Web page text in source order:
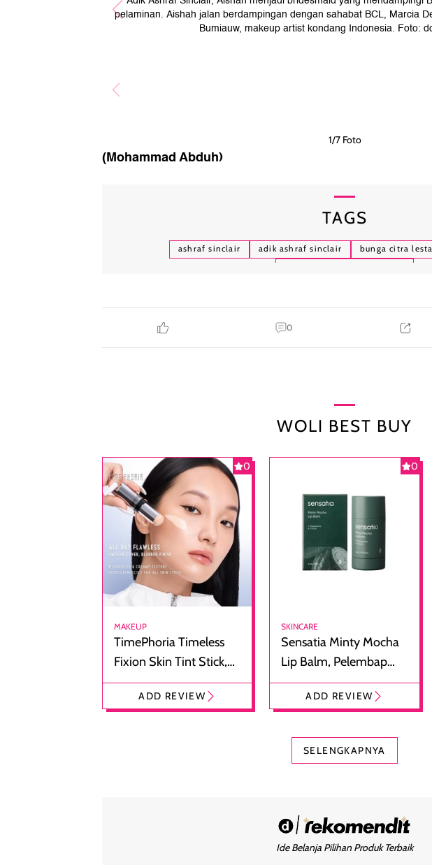
pelaminan. Aishah jalan berdampingan dengan sahabat BCL, Marcia
Bumiauw, makeup artist kondang Indonesia. Foto:
1/7 Foto
(Mohammad Abduh)
TAGS
ashraf sinclair adik ashraf sinclair bunga citra
0
WOLI BEST BUY
0
MAKEUP
TimePhoria Timeless
Fixion Skin Tint Stick,
Foundation dan
Concealer 2-in-1
ADD REVIEW
0
SKINCARE
Sensatia Minty Mocha
Lip Balm, Pelembap
Bibir dengan Aroma
CokelatADD REVIEW
SELENGKAPNYA
Ide Belanja Pilihan Produk Terbaik